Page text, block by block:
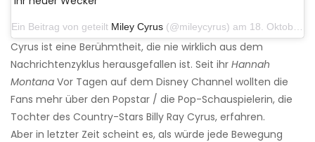
Ein Beitrag von geteilt Miley Cyrus (@mileycyrus) am 18. Oktober 2019 um 19:03 Uhr PDT
Cyrus ist eine Berühmtheit, die nie wirklich aus dem
Nachrichtenzyklus herausgefallen ist. Seit ihr Hannah
Montana Vor Tagen auf dem Disney Channel wollten die
Fans mehr über den Popstar / die Pop-Schauspielerin, die
Tochter des Country-Stars Billy Ray Cyrus, erfahren.
Aber in letzter Zeit scheint es, als würde jede Bewegung